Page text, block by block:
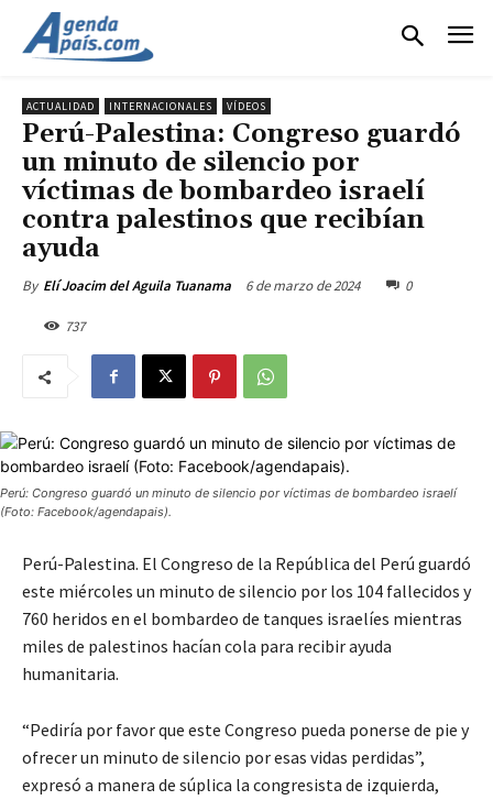
ACTUALIDAD INTERNACIONALES VÍDEOS
Perú-Palestina: Congreso guardó
un minuto de silencio por
víctimas de bombardeo israelí
contra palestinos que recibían
ayuda
By Elí Joacim del Aguila Tuanama 6 de marzo de 2024 0
737
Perú: Congreso guardó un minuto de silencio por víctimas de bombardeo israelí
(Foto: Facebook/agendapais).
Perú-Palestina. El Congreso de la República del Perú guardó
este miércoles un minuto de silencio por los 104 fallecidos y
760 heridos en el bombardeo de tanques israelíes mientras
miles de palestinos hacían cola para recibir ayuda
humanitaria.
“Pediría por favor que este Congreso pueda ponerse de pie y
ofrecer un minuto de silencio por esas vidas perdidas”,
expresó a manera de súplica la congresista de izquierda,